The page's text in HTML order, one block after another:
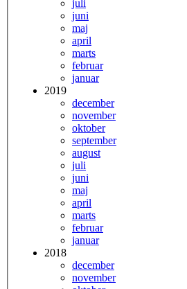
juli
juni
maj
april
marts
februar
januar
2019
december
november
oktober
september
august
juli
juni
maj
april
marts
februar
januar
2018
december
november